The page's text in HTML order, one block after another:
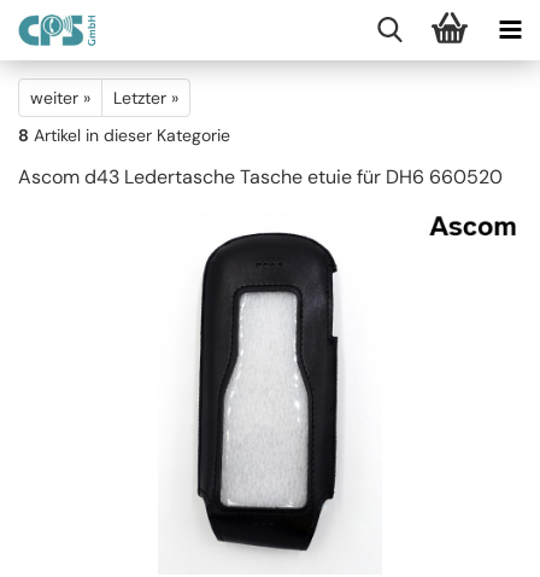
weiter »
Letzter »
8 Artikel in dieser Kategorie
Ascom d43 Ledertasche Tasche etuie für DH6 660520